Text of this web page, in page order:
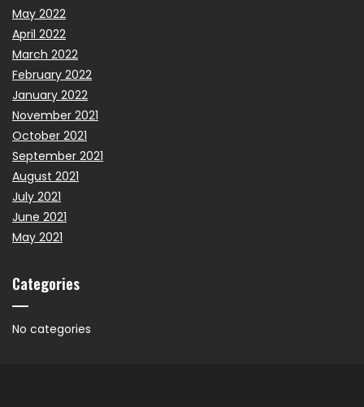
May 2022
April 2022
March 2022
February 2022
January 2022
November 2021
October 2021
September 2021
August 2021
July 2021
June 2021
May 2021
Categories
No categories